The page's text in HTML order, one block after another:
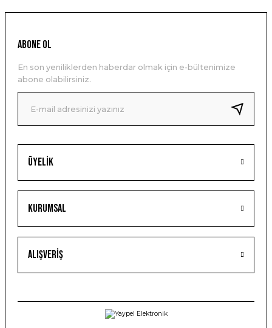
Üyelik
Kurumsal
Alışveriş
ABONE OL
En son yeniliklerden haberdar olmak için e-bültenimize
abone olabilirsiniz.